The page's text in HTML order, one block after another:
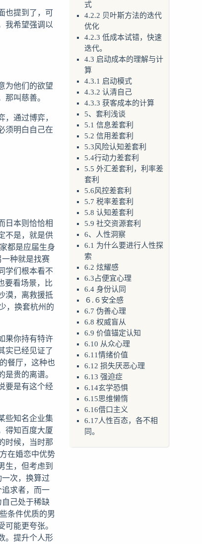
式
4.2.2 贝叶斯方法的迭代
优化
4.2.3 低成本试错，快速
迭代。
4.3 启动成本的理解与计
算
4.3.1 启动模式
4.3.2 认清自己
4.3.3 获客成本的计算
5、套利浅谈
5.1 信息差套利
5.2 信用差套利
5.3风险认知差套利
5.4行动力差套利
5.5 外汇差套利，利率差
套利
5.6风控差套利
5.7 税率差套利
5.8 认知差套利
5.9 社交资源套利
6、人性洞察
6.1 为什么要进行人性探
索
6.2 炫耀感
6.3占便宜心理
6.4 身份认同
６.６安全感
6.7 伪善心理
6.8 权威盲从
6.9 价值锚定认知
6.10 从众心理
6.11情绪价值
6.12 损失厌恶心理
6.13 强迫症
6.14玄学恐惧
6.15思维懒惰
6.16借口主义
6.17人性百态，各不相
同。
也提到了，可
我希望强调以
为他们的欲望
叫慈善。
通过博弈，
须明白自己在
日本则恰恰相
不是，就是供
都是应届生身
种就是找赛
学们根本看不
要看场景，比
漠，离救援抵
，换套杭州的
果你持有特许
实已经见证了
餐厅，这种也
贵的离谱。
要是有这个经
些知名企业集
得知百度大厦
时候，当时那
在婚恋中优势
生，但考虑到
次，换算过
求者，而一
己处于稀缺
条件优质的男
能更夸张。
。提升个人形